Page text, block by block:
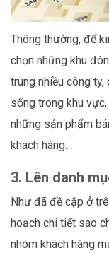
Thông thường, để
chọn những khu
trung nhiều công
sống trong khu
những sản phẩm
khách hàng.
3. Lên danh
Như đã đề cập ở
hoạch chi tiết sao
nhóm khách hàng